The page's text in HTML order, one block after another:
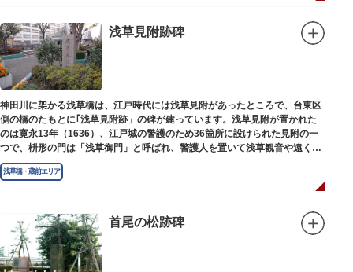
浅草見附跡碑
神田川に架かる浅草橋は、江戸時代には浅草見附があったところで、台東区
側の橋のたもとに｢浅草見附跡」の碑が建っています。浅草見附が置かれた
のは寛永13年（1636）、江戸城の警護のため36箇所に設けられた見附の一
つで、枡形の門は「浅草御門」と呼ばれ、警護人を置いて浅草観音や遠くは
奥州へ往来する人々を取り締まりました。
浅草橋・蔵前エリア
首尾の松跡碑